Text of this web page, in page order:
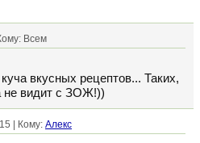
Всем
вкусных рецептов... Таких,
не видит с ЗОЖ!))
| Кому: Алекс